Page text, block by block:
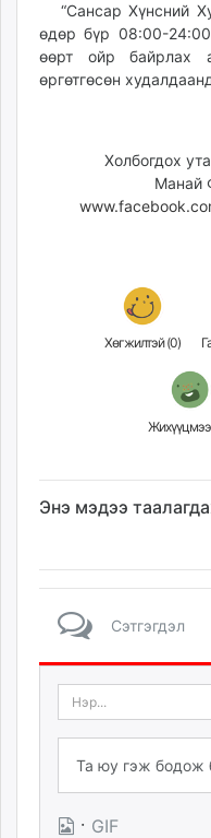
shudarga.mn
shuurhai.mn
unuudur.mn
tumen.mn
unread.today
“Сансар Хүнсний
өдөр бүр 08:00-
өөрт ойр байрлах
өргөтгөсөн
Холбогдох
Манай
Хөгжилтэй (0)
Энэ мэдээ
Сэтгэгдэл
· GIF